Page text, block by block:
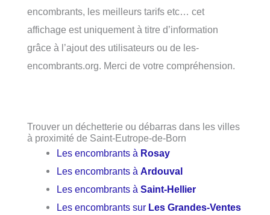
encombrants, les meilleurs tarifs etc… cet
affichage est uniquement à titre d’information
grâce à l’ajout des utilisateurs ou de les-
encombrants.org. Merci de votre compréhension.
Trouver un déchetterie ou débarras dans les villes
à proximité de Saint-Eutrope-de-Born
Les encombrants à Rosay
Les encombrants àArdouval
Les encombrants àSaint-Hellier
Les encombrants sur Les Grandes-Ventes